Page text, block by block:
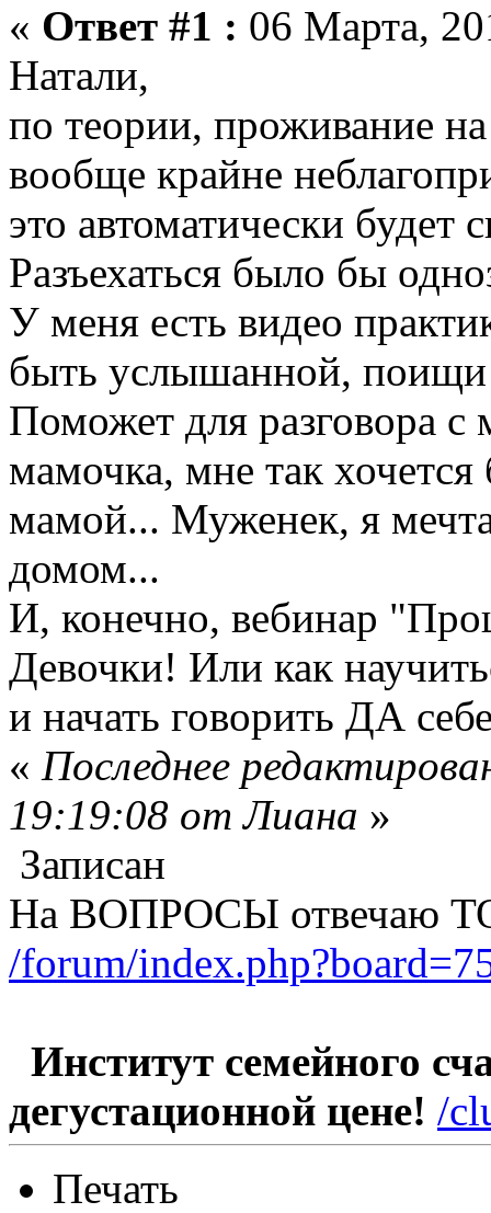
« Ответ #1 : 06 Марта,
Натали,
по теории, проживание
вообще крайне
это автоматически
Разъехаться было бы
У меня есть видео
быть услышанной, поищи
Поможет для разговора
мамочка, мне так
мамой... Муженек, я
домом...
И, конечно, вебинар
Девочки! Или как
и начать говорить ДА
« Последнее
19:19:08 от Лиана »
Записан
На ВОПРОСЫ отвечаю
/forum/
Институт семейного
дегустационной цене! /
Печать